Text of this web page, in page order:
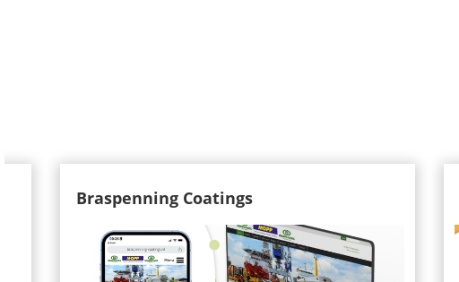
Braspenning Coatings